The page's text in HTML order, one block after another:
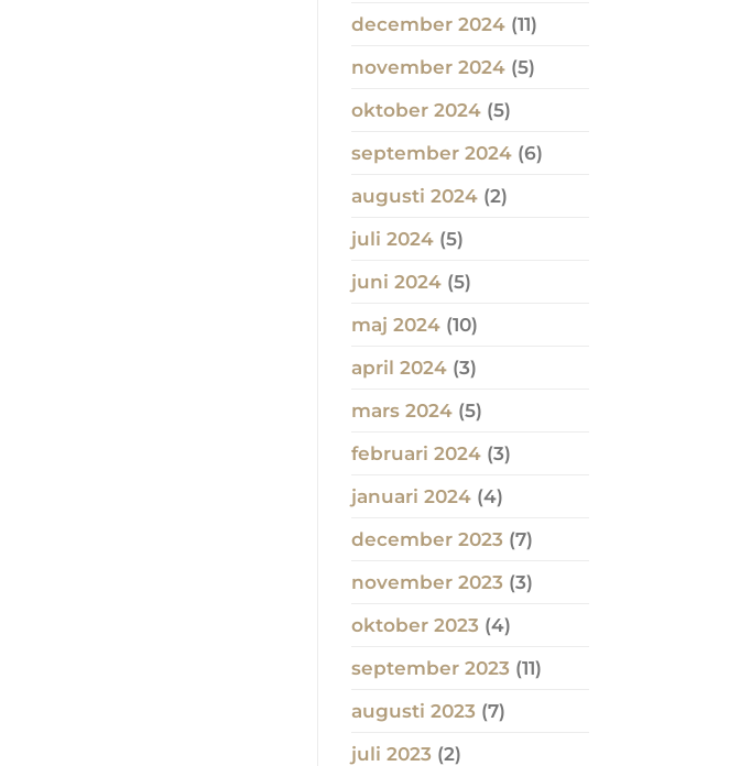
december 2024(11)
november 2024(5)
oktober 2024(5)
september 2024(6)
augusti 2024(2)
juli 2024(5)
juni 2024(5)
maj 2024(10)
april 2024(3)
mars 2024(5)
februari 2024(3)
januari 2024(4)
december 2023 (7)
november 2023 (3)
oktober 2023 (4)
september 2023 (11)
augusti 2023 (7)
juli 2023 (2)